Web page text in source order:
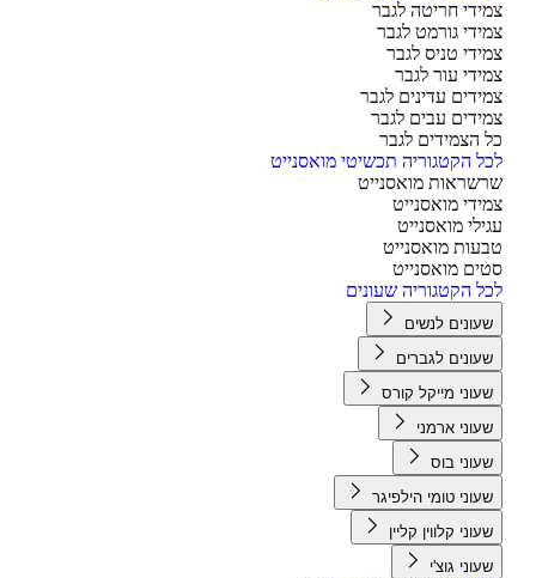
חריטה לגבר
גורמט לגבר
טניס לגבר
עור לגבר
עדינים לגבר
עבים לגבר
הצמידים לגבר
הקטגוריה תכשיטי מואסנייט
מואסנייט
מואסנייט
מואסנייט
מואסנייט
מואסנייט
הקטגוריה שעונים
שעונים לנשים
שעונים לגברים
שעוני מייקל קורס
שעוני ארמני
שעוני בוס
שעוני טומי הילפיגר
שעוני קלווין קליין
שעוני גוצ'י